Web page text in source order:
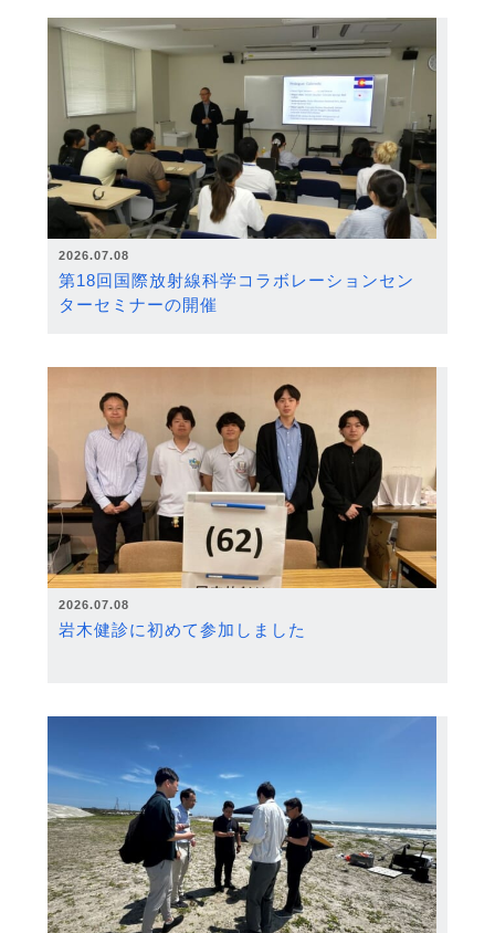
2026.07.08
第18回国際放射線科学コラボレーションセン
ターセミナーの開催
2026.07.08
岩木健診に初めて参加しました